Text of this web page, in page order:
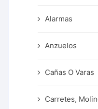
Alarmas
Anzuelos
Cañas O Varas
Carretes,